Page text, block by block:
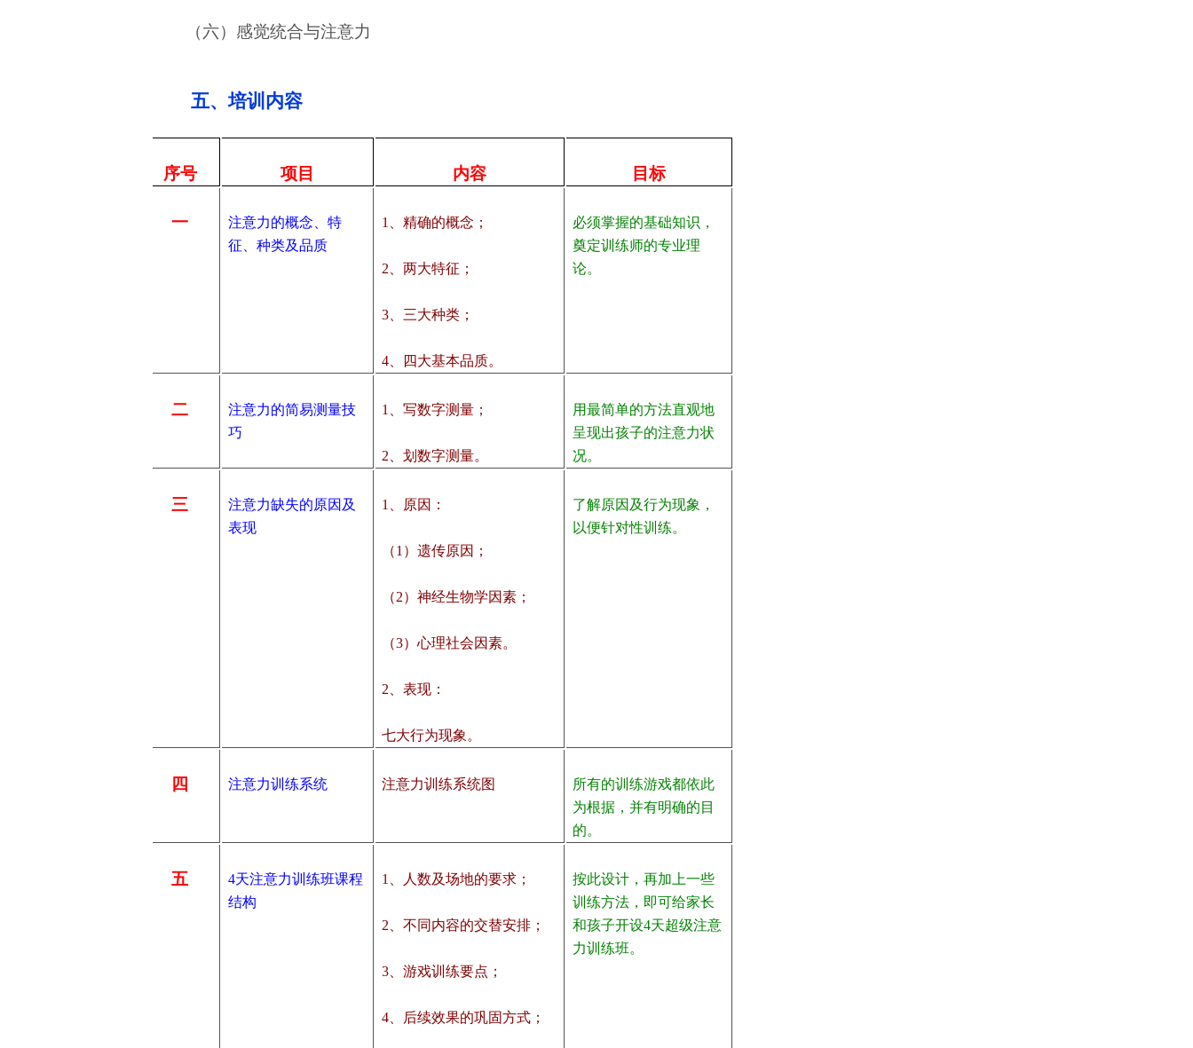
（六）感觉统合与注意力
五、培训内容
序号 项目 内容 目标
一
注意力的概念、特
征、种类及品质
1、精确的概念；
2、两大特征；
3、三大种类；
4、四大基本品质。
必须掌握的基础知识，
奠定训练师的专业理
论。
二
注意力的简易测量技
巧
1、写数字测量；
2、划数字测量。
用最简单的方法直观地
呈现出孩子的注意力状
况。
三
注意力缺失的原因及
表现
1、原因：
（1）遗传原因；
（2）神经生物学因素；
（3）心理社会因素。
2、表现：
七大行为现象。
了解原因及行为现象，
以便针对性训练。
四 注意力训练系统 注意力训练系统图
所有的训练游戏都依此
为根据，并有明确的目
的。
五
4天注意力训练班课程
结构
1、人数及场地的要求；
2、不同内容的交替安排；
3、游戏训练要点；
4、后续效果的巩固方式；
按此设计，再加上一些
训练方法，即可给家长
和孩子开设4天超级注意
力训练班。